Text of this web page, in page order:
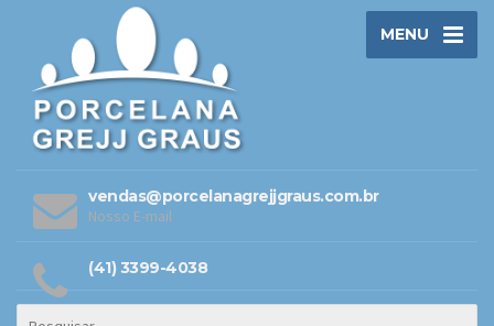
MENU
vendas@porcelanagrejjgraus.com.br
Nosso E-mail
(41) 3399-4038